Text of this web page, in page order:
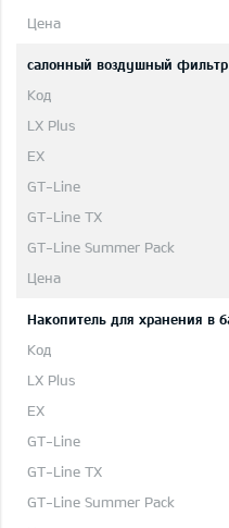
салонный воздушный фильтр
Накопитель для хранения в